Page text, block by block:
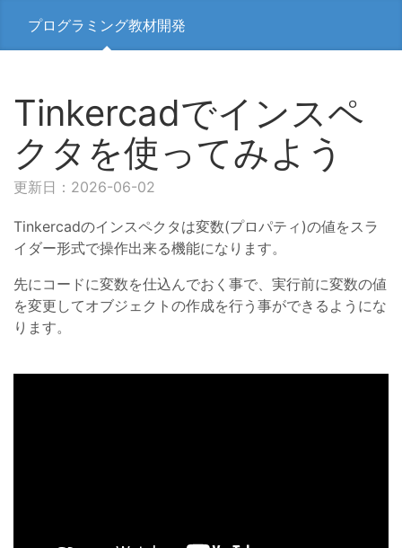
プログラミング教材開発
Tinkercadでインスペ
クタを使ってみよう
更新日：2026-06-02
Tinkercadのインスペクタは変数(プロパティ)の値をスラ
イダー形式で操作出来る機能になります。
先にコードに変数を仕込んでおく事で、実行前に変数の値
を変更してオブジェクトの作成を行う事ができるようにな
ります。